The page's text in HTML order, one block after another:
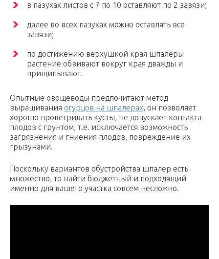
в пазухах листов с 7 по 10 оставляют по 2 завязи;
далее во всех пазухах можно оставлять все
завязи;
по достижению верхушкой края шпалеры
растение обвивают вокруг края дважды и
прищипывают.
Опытные овощеводы предпочитают метод
выращивания огурцов на шпалерах, он позволяет
хорошо проветривать кусты, не допускает контакта
плодов с грунтом, т.е. исключается возможность
загрязнения и гниения плодов, повреждение их
грызунами.
Поскольку вариантов обустройства шпалер есть
множество, то найти бюджетный и подходящий
именно для вашего участка совсем несложно.